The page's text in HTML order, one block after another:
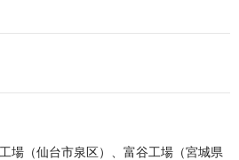
場（仙台市泉区）、富谷工場（宮城県